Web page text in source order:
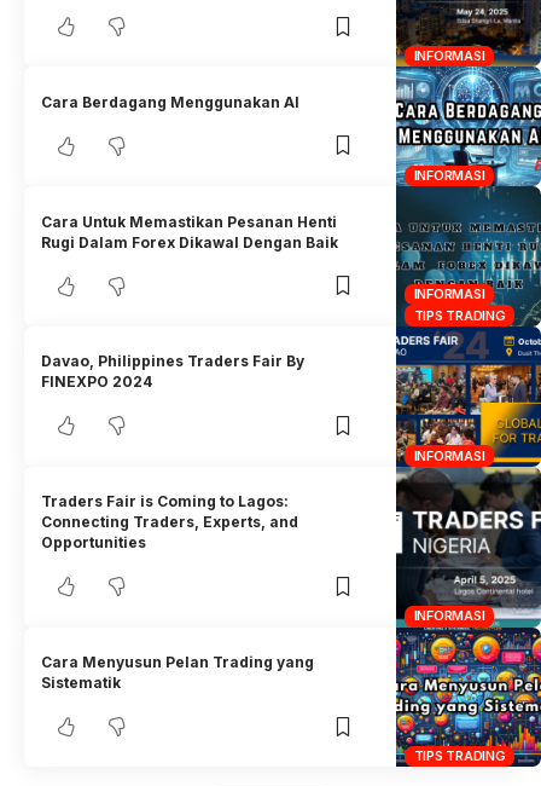
INFORMASI
INFORMASI
Cara Berdagang Menggunakan AI
INFORMASI
TIPS TRADING
Cara Untuk Memastikan Pesanan Henti
Rugi Dalam Forex Dikawal Dengan Baik
INFORMASI
Davao, Philippines Traders Fair By
FINEXPO 2024
INFORMASI
Traders Fair is Coming to Lagos:
Connecting Traders, Experts, and
Opportunities
TIPS TRADING
Cara Menyusun Pelan Trading yang
Sistematik